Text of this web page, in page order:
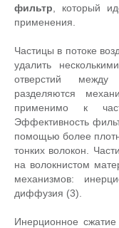
фильтр , который
применения.
Частицы в потоке
удалить
отверстий
разделяются
применимо к
Эффективность
помощью более
тонких волокон.
на волокнистом
механизмов:
диффузия (3).
Инерционное